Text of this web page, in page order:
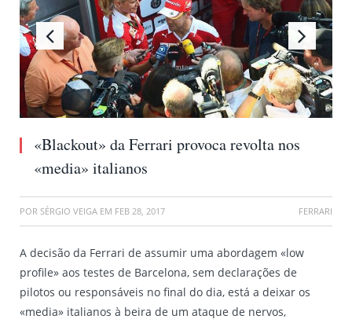
«Blackout» da Ferrari provoca revolta nos
«media» italianos
POR SÉRGIO VEIGA EM FEB 28, 2017 FERRARI
A decisão da Ferrari de assumir uma abordagem «low
profile» aos testes de Barcelona, sem declarações de
pilotos ou responsáveis no final do dia, está a deixar os
«media» italianos à beira de um ataque de nervos,